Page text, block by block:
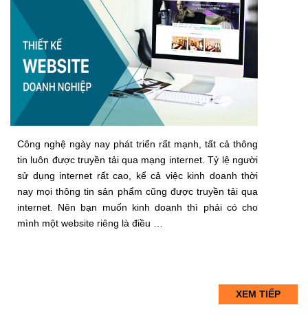
Công nghệ ngày nay phát triển rất mạnh, tất cả thông
tin luôn được truyền tải qua mạng internet. Tỷ lệ người
sử dụng internet rất cao, kể cả việc kinh doanh thời
nay mọi thông tin sản phẩm cũng được truyền tải qua
internet. Nên bạn muốn kinh doanh thì phải có cho
mình một website riêng là điều …
XEM TIẾP